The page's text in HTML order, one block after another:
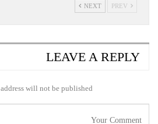
NEXT
LEAVE A REPLY
will not be published.